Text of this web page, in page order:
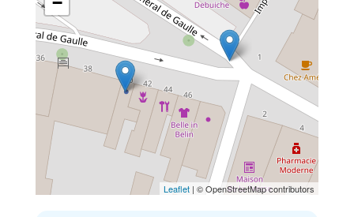
Leaflet | © OpenStreetMap contributors